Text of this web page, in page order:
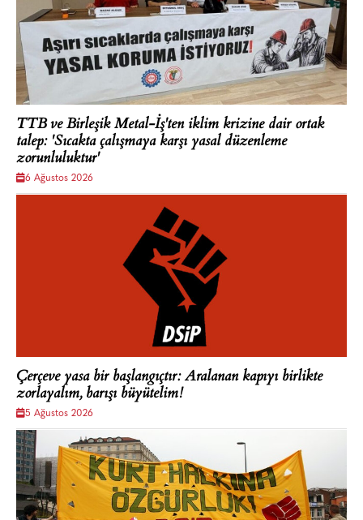
TTB ve Birleşik Metal-İş'ten iklim krizine dair ortak
talep: 'Sıcakta çalışmaya karşı yasal düzenleme
zorunluluktur'
6 Ağustos 2026
Çerçeve yasa bir başlangıçtır: Aralanan kapıyı birlikte
zorlayalım, barışı büyütelim!
5 Ağustos 2026